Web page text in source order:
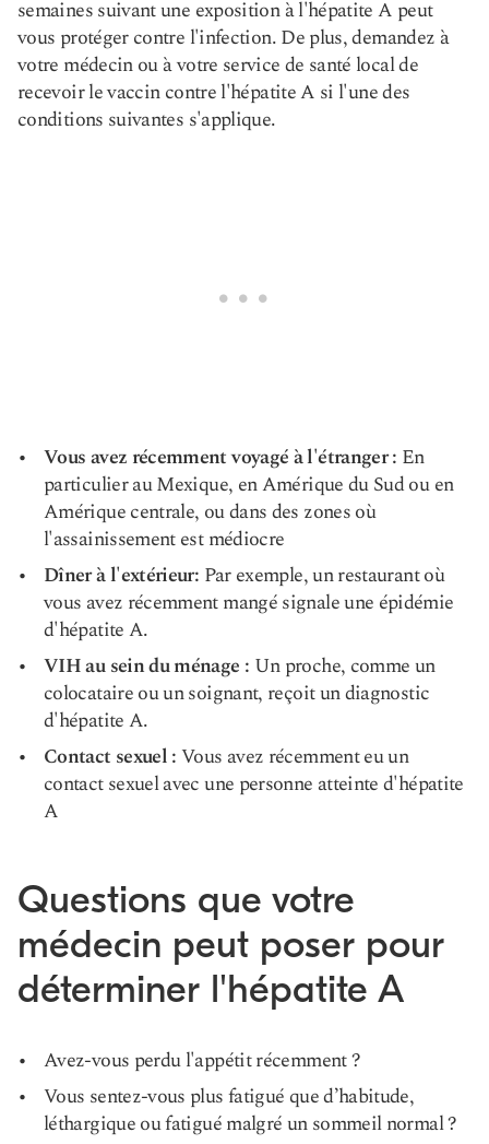
semaines suivant une exposition à l'hépatite A peut
vous protéger contre l'infection. De plus, demandez à
votre médecin ou à votre service de santé local de
recevoir le vaccin contre l'hépatite A si l'une des
conditions suivantes s'applique.
Vous avez récemment voyagé à l'étranger : En
particulier au Mexique, en Amérique du Sud ou en
Amérique centrale, ou dans des zones où
l'assainissement est médiocre
Dîner à l'extérieur: Par exemple, un restaurant où
vous avez récemment mangé signale une épidémie
d'hépatite A.
VIH au sein du ménage : Un proche, comme un
colocataire ou un soignant, reçoit un diagnostic
d'hépatite A.
Contact sexuel :Vous avez récemment eu un
contact sexuel avec une personne atteinte d'hépatite
A
Questions que votre
médecin peut poser pour
déterminer l'hépatite A
Avez-vous perdu l'appétit récemment ?
Vous sentez-vous plus fatigué que d’habitude,
léthargique ou fatigué malgré un sommeil normal ?